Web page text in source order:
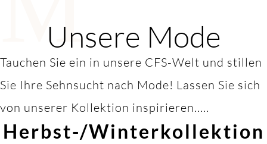
Unsere Mode
Tauchen Sie ein in unsere CFS-Welt und stillen
Sie Ihre Sehnsucht nach Mode! Lassen Sie sich
von unserer Kollektion inspirieren.....
Herbst-/Winterkollektion